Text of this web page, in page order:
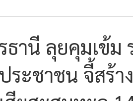
านี ลุยคุมเข้ม
ะชาชน จี้สร้า